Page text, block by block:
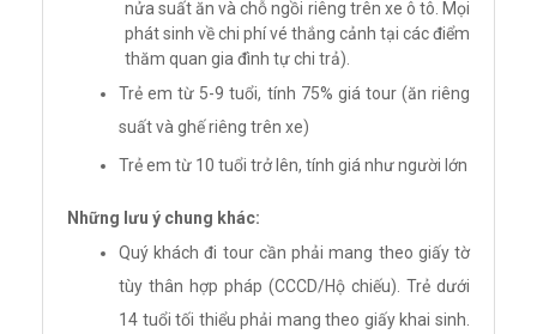
nửa suất ăn và chỗ ngồi riêng trên xe ô tô. Mọi
phát sinh về chi phí vé thắng cảnh tại các điểm
thăm quan gia đình tự chi trả).
Trẻ em từ 5-9 tuổi, tính 75% giá tour (ăn riêng
suất và ghế riêng trên xe)
Trẻ em từ 10 tuổi trở lên, tính giá như người lớn
Những lưu ý chung khác:
Quý khách đi tour cần phải mang theo giấy tờ
tùy thân hợp pháp (CCCD/Hộ chiếu). Trẻ dưới
14 tuổi tối thiểu phải mang theo giấy khai sinh.